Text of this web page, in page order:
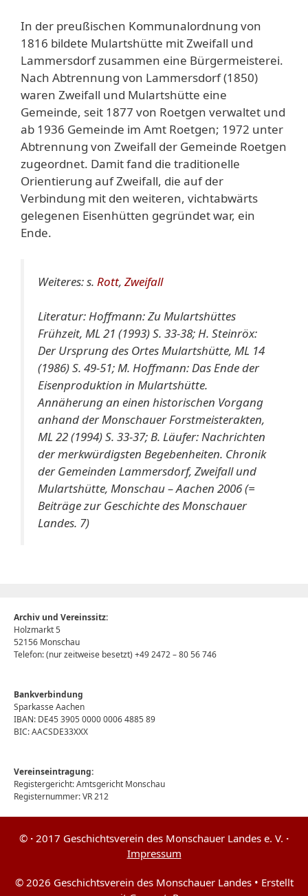
In der preußischen Kommunalordnung von
1816 bildete Mulartshütte mit Zweifall und
Lammersdorf zusammen eine Bürgermeisterei.
Nach Abtrennung von Lammersdorf (1850)
waren Zweifall und Mulartshütte eine
Gemeinde, seit 1877 von Roetgen verwaltet und
ab 1936 Gemeinde im Amt Roetgen; 1972 unter
Abtrennung von Zweifall der Gemeinde Roetgen
zugeordnet. Damit fand die traditionelle
Orientierung auf Zweifall, die auf der
Verbindung mit den weiteren, vichtabwärts
gelegenen Eisenhütten gegründet war, ein
Ende.
Weiteres: s. Rott, Zweifall
Literatur: Hoffmann: Zu Mulartshüttes
Frühzeit, ML 21 (1993) S. 33-38; H. Steinröx:
Der Ursprung des Ortes Mulartshütte, ML 14
(1986) S. 49-51; M. Hoffmann: Das Ende der
Eisenproduktion in Mulartshütte.
Annäherung an einen historischen Vorgang
anhand der Monschauer Forstmeisterakten,
ML 22 (1994) S. 33-37; B. Läufer: Nachrichten
der merkwürdigsten Begebenheiten. Chronik
der Gemeinden Lammersdorf, Zweifall und
Mulartshütte, Monschau – Aachen 2006 (=
Beiträge zur Geschichte des Monschauer
Landes. 7)
Archiv und Vereinssitz:
Holzmarkt 5
52156 Monschau
Telefon: (nur zeitweise besetzt) +49 2472 – 80 56 746
Bankverbindung
Sparkasse Aachen
IBAN: DE45 3905 0000 0006 4885 89
BIC: AACSDE33XXX
Vereinseintragung:
Registergericht: Amtsgericht Monschau
Registernummer: VR 212
© · 2017 Geschichtsverein des Monschauer Landes e. V. ·
Impressum
© 2026 Geschichtsverein des Monschauer Landes• Erstellt